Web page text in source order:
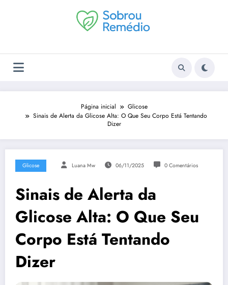
Página inicial
Glicose
Sinais de Alerta da Glicose Alta: O Que Seu Corpo Está Tentando
Dizer
Glicose Luana Mw 06/11/2025 0 Comentários
Sinais de Alerta da
Glicose Alta: O Que Seu
Corpo Está Tentando
Dizer